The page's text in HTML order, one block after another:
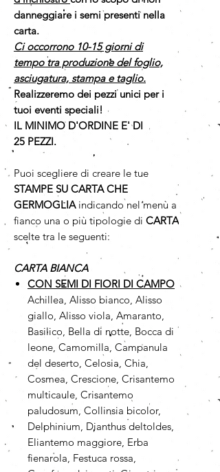
danneggiare i semi presenti nella
carta.
Ci occorrono 10-15 giorni di
tempo tra produzione del foglio,
asciugatura, stampa e taglio.
Realizzeremo dei pezzi unici per i
tuoi eventi speciali!
IL MINIMO D'ORDINE E' DI
25 PEZZI.
Puoi scegliere di creare le tue
STAMPE SU CARTA CHE
GERMOGLIAindicando nel menù a
fianco una o più tipologie di CARTA
scelte tra le seguenti:
CARTA BIANCA
CON SEMI DI FIORI DI CAMPO
Achillea, Alisso bianco, Alisso
giallo, Alisso viola, Amaranto,
Basilico, Bella di notte, Bocca di
leone, Camomilla, Campanula
del deserto, Celosia, Chia,
Cosmea, Crescione, Crisantemo
multicaule, Crisantemo
paludosum, Collinsia bicolor,
Delphinium, Dianthus deltoldes,
Eliantemo maggiore, Erba
fienarola, Festuca rossa,